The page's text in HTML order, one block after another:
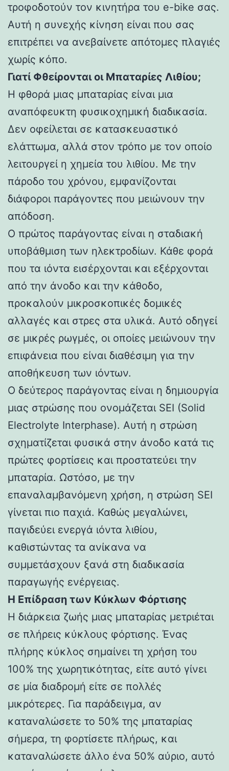
τροφοδοτούν τον κινητήρα του e-bike σας.
Αυτή η συνεχής κίνηση είναι που σας
επιτρέπει να ανεβαίνετε απότομες πλαγιές
χωρίς κόπο.
Γιατί Φθείρονται οι Μπαταρίες Λιθίου;
Η φθορά μιας μπαταρίας είναι μια
αναπόφευκτη φυσικοχημική διαδικασία.
Δεν οφείλεται σε κατασκευαστικό
ελάττωμα, αλλά στον τρόπο με τον οποίο
λειτουργεί η χημεία του λιθίου. Με την
πάροδο του χρόνου, εμφανίζονται
διάφοροι παράγοντες που μειώνουν την
απόδοση.
Ο πρώτος παράγοντας είναι η σταδιακή
υποβάθμιση των ηλεκτροδίων. Κάθε φορά
που τα ιόντα εισέρχονται και εξέρχονται
από την άνοδο και την κάθοδο,
προκαλούν μικροσκοπικές δομικές
αλλαγές και στρες στα υλικά. Αυτό οδηγεί
σε μικρές ρωγμές, οι οποίες μειώνουν την
επιφάνεια που είναι διαθέσιμη για την
αποθήκευση των ιόντων.
Ο δεύτερος παράγοντας είναι η δημιουργία
μιας στρώσης που ονομάζεται SEI (Solid
Electrolyte Interphase). Αυτή η στρώση
σχηματίζεται φυσικά στην άνοδο κατά τις
πρώτες φορτίσεις και προστατεύει την
μπαταρία. Ωστόσο, με την
επαναλαμβανόμενη χρήση, η στρώση SEI
γίνεται πιο παχιά. Καθώς μεγαλώνει,
παγιδεύει ενεργά ιόντα λιθίου,
καθιστώντας τα ανίκανα να
συμμετάσχουν ξανά στη διαδικασία
παραγωγής ενέργειας.
Η Επίδραση των Κύκλων Φόρτισης
Η διάρκεια ζωής μιας μπαταρίας μετριέται
σε πλήρεις κύκλους φόρτισης. Ένας
πλήρης κύκλος σημαίνει τη χρήση του
100% της χωρητικότητας, είτε αυτό γίνει
σε μία διαδρομή είτε σε πολλές
μικρότερες. Για παράδειγμα, αν
καταναλώσετε το 50% της μπαταρίας
σήμερα, τη φορτίσετε πλήρως, και
καταναλώσετε άλλο ένα 50% αύριο, αυτό